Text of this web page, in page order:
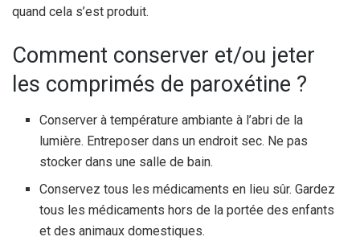
quand cela s’est produit.
Comment conserver et/ou jeter
les comprimés de paroxétine ?
Conserver à température ambiante à l’abri de la
lumière. Entreposer dans un endroit sec. Ne pas
stocker dans une salle de bain.
Conservez tous les médicaments en lieu sûr. Gardez
tous les médicaments hors de la portée des enfants
et des animaux domestiques.